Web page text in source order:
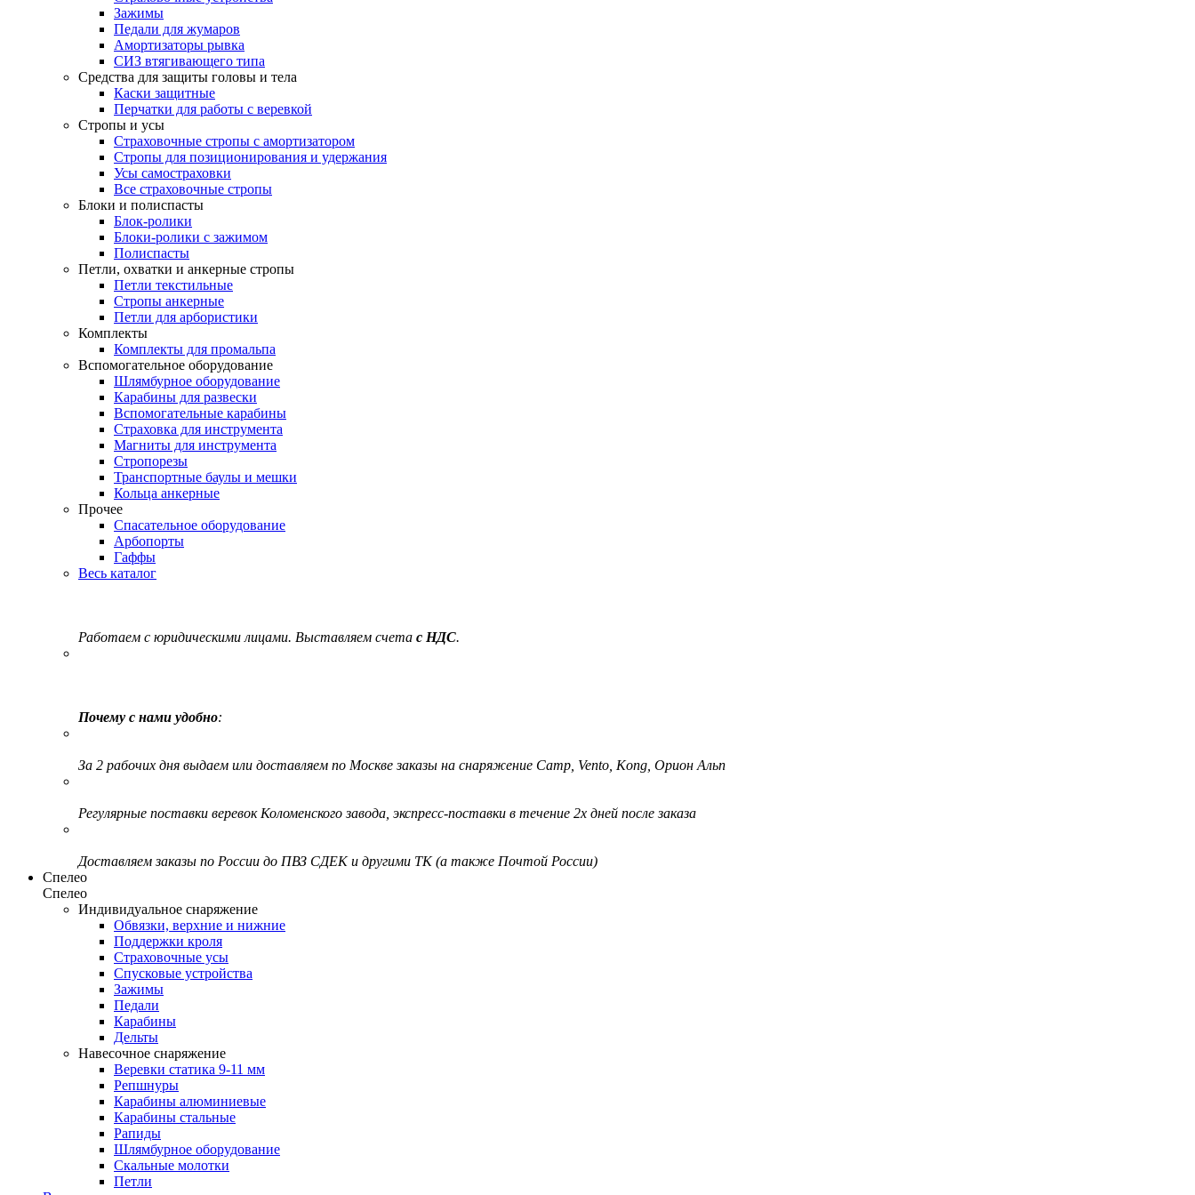
Зажимы
Педали для жумаров
Амортизаторы рывка
СИЗ втягивающего типа
Средства для защиты головы и тела
Каски защитные
Перчатки для работы с веревкой
Стропы и усы
Страховочные стропы с амортизатором
Стропы для позиционирования и удержания
Усы самостраховки
Все страховочные стропы
Блоки и полиспасты
Блок-ролики
Блоки-ролики с зажимом
Полиспасты
Петли, охватки и анкерные стропы
Петли текстильные
Стропы анкерные
Петли для арбористики
Комплекты
Комплекты для промальпа
Вспомогательное оборудование
Шлямбурное оборудование
Карабины для развески
Вспомогательные карабины
Страховка для инструмента
Магниты для инструмента
Стропорезы
Транспортные баулы и мешки
Кольца анкерные
Прочее
Спасательное оборудование
Арбопорты
Гаффы
Весь каталог
Работаем с юридическими лицами. Выставляем счета с НДС.
Почему с нами удобно:
За 2 рабочих дня выдаем или доставляем по Москве заказы на снаряжение Camp, Vento, Kong, Орион Альп
Регулярные поставки веревок Коломенского завода, экспресс-поставки в течение 2х дней после заказа
Доставляем заказы по России до ПВЗ СДЕК и другими ТК (а также Почтой России)
Спелео
Спелео
Индивидуальное снаряжение
Обвязки, верхние и нижние
Поддержки кроля
Страховочные усы
Спусковые устройства
Зажимы
Педали
Карабины
Дельты
Навесочное снаряжение
Веревки статика 9-11 мм
Репшнуры
Карабины алюминиевые
Карабины стальные
Рапиды
Шлямбурное оборудование
Скальные молотки
Петли